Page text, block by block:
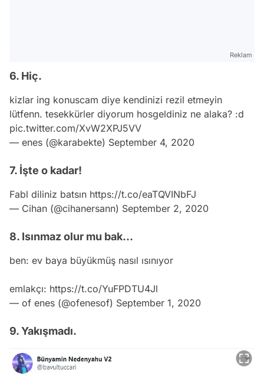
Reklam
6. Hiç.
kizlar ing konuscam diye kendinizi rezil etmeyin
lütfenn. tesekkürler diyorum hosgeldiniz ne alaka? :d
pic.twitter.com/XvW2XPJ5VV
— enes (@karabekte) September 4, 2020
7. İşte o kadar!
Fabl diliniz batsın https://t.co/eaTQVINbFJ
— Cihan (@cihanersann) September 2, 2020
8. Isınmaz olur mu bak...
ben: ev baya büyükmüş nasıl ısınıyor
emlakçı: https://t.co/YuFPDTU4Jl
— of enes (@ofenesof) September 1, 2020
9. Yakışmadı.